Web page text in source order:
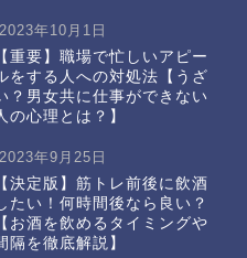
2023年10月1日
【重要】職場で忙しいアピー
をする人への対処法【うざ
？男女共に仕事ができない
の心理とは？】
2023年9月25日
【決定版】筋トレ前後に飲酒
たい！何時間後なら良い？
【お酒を飲めるタイミングや
隔を徹底解説】